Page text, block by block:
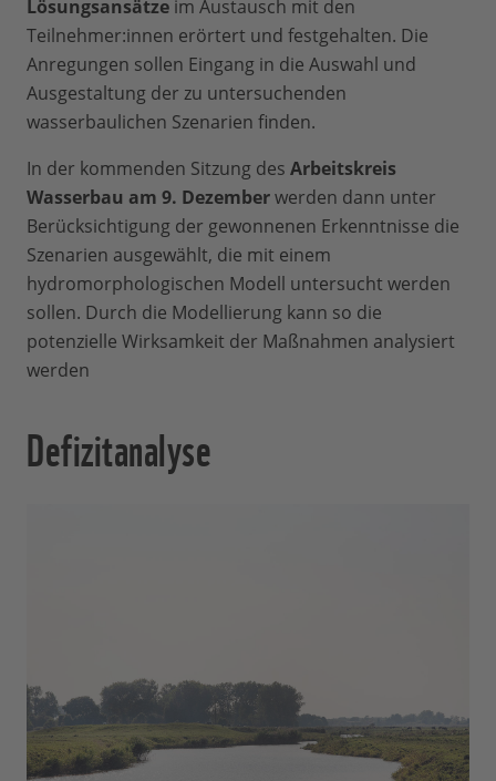
Lösungsansätze im Austausch mit den
Teilnehmer:innen erörtert und festgehalten. Die
Anregungen sollen Eingang in die Auswahl und
Ausgestaltung der zu untersuchenden
wasserbaulichen Szenarien finden.
In der kommenden Sitzung des Arbeitskreis
Wasserbau am 9. Dezemberwerden dann unter
Berücksichtigung der gewonnenen Erkenntnisse die
Szenarien ausgewählt, die mit einem
hydromorphologischen Modell untersucht werden
sollen. Durch die Modellierung kann so die
potenzielle Wirksamkeit der Maßnahmen analysiert
werden
Defizitanalyse